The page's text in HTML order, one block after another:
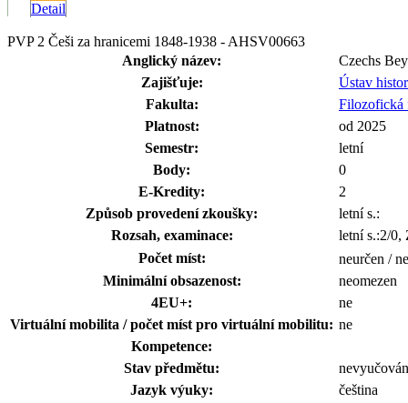
Detail
PVP 2 Češi za hranicemi 1848-1938 - AHSV00663
Anglický název:
Czechs
Zajišťuje:
Ústav
Fakulta:
Filozofická
Platnost:
od 2025
Semestr:
letní
Body:
0
E-Kredity:
2
Způsob provedení zkoušky:
letní s.:
Rozsah, examinace:
letní s.:2/
Počet míst:
neurčen /
Minimální obsazenost:
neomezen
4EU+:
ne
Virtuální mobilita / počet míst pro virtuální mobilitu: ne
Kompetence:
Stav předmětu:
nevyučován
Jazyk výuky:
čeština